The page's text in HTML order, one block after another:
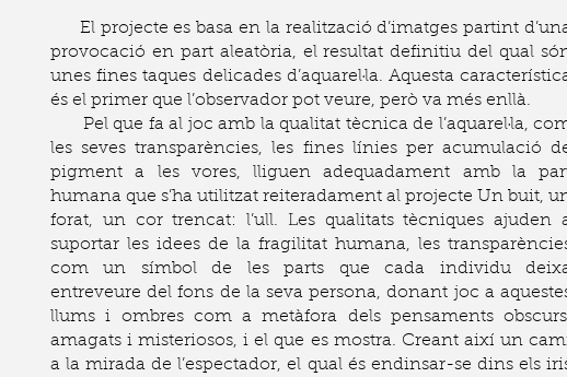
El projecte es basa en la realització d’imatges partint
provocació en part aleatòria, el resultat definitiu del qual
unes fines taques delicades d’aquarel·la. Aquesta
és el primer que l’observador pot veure, però va més enllà.
Pel que fa al joc amb la qualitat tècnica de l’aquarel·la,
les seves transparències, les fines línies per acumulació
pigment a les vores, lliguen adequadament amb la
humana que s’ha utilitzat reiteradament al projecte Un buit,
forat, un cor trencat: l’ull. Les qualitats tècniques ajuden
suportar les idees de la fragilitat humana, les
com un símbol de les parts que cada individu
entreveure del fons de la seva persona, donant joc a
llums i ombres com a metàfora dels pensaments
amagats i misteriosos, i el que es mostra. Creant així un
a la mirada de l’espectador, el qual és endinsar-se dins els